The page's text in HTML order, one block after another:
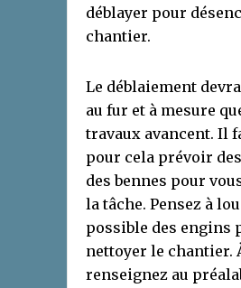
déblayer pour
chantier.
Le déblaiement
au fur et à mesure
travaux avancent. Il
pour cela prévoir
des bennes pour
la tâche. Pensez à
possible des engins
nettoyer le chantier.
renseignez au